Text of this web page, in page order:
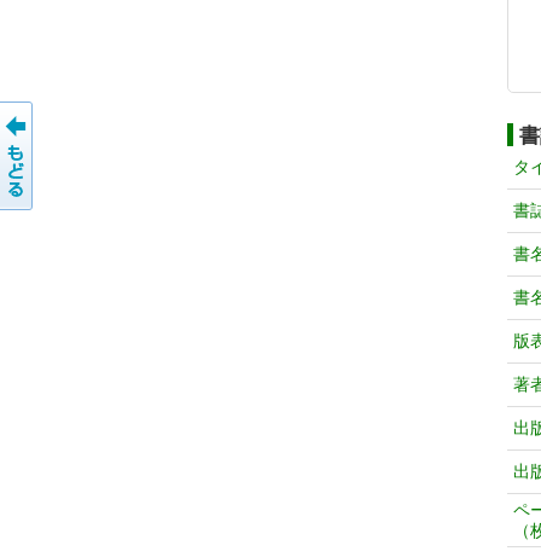
タ
書
書
書
版
著
出
出
（